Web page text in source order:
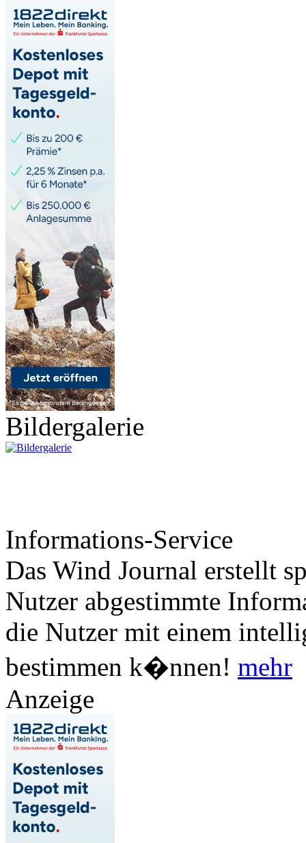
Bildergalerie
Informations-Service
Das Wind Journal erstellt
Nutzer abgestimmte
die Nutzer mit einem
bestimmen k�nnen! mehr
Anzeige